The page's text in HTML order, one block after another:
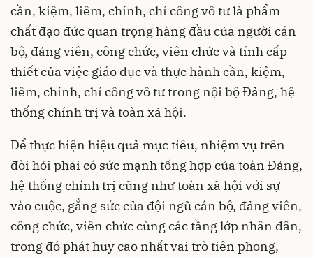
cần, kiệm, liêm, chính, chí công vô tư là phẩm
chất đạo đức quan trọng hàng đầu của người cán
bộ, đảng viên, công chức, viên chức và tính cấp
thiết của việc giáo dục và thực hành cần, kiệm,
liêm, chính, chí công vô tư trong nội bộ Đảng, hệ
thống chính trị và toàn xã hội.
Để thực hiện hiệu quả mục tiêu, nhiệm vụ trên
đòi hỏi phải có sức mạnh tổng hợp của toàn Đảng,
hệ thống chính trị cũng như toàn xã hội với sự
vào cuộc, gắng sức của đội ngũ cán bộ, đảng viên,
công chức, viên chức cùng các tầng lớp nhân dân,
trong đó phát huy cao nhất vai trò tiên phong,